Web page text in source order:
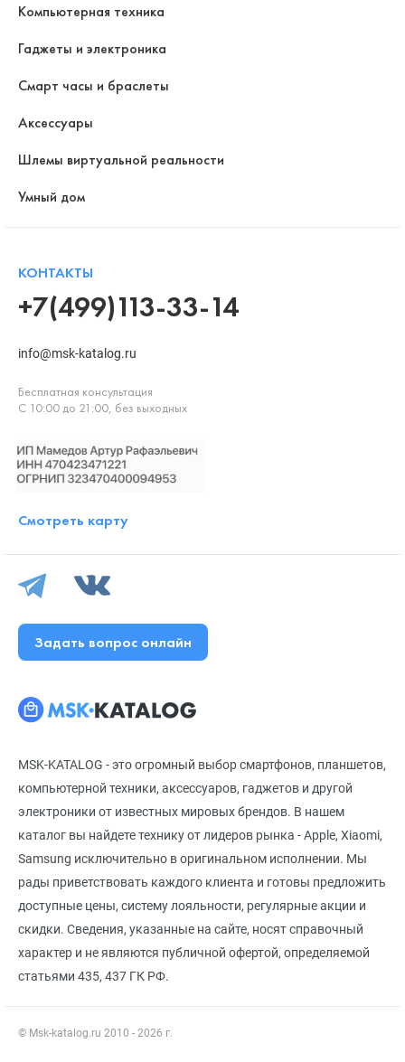
MSK-KATALOG - это огромный выбор смартфонов, планшетов,
компьютерной техники, аксессуаров, гаджетов и другой
электроники от известных мировых брендов. В нашем
каталог вы найдете технику от лидеров рынка - Apple, Xiaomi,
Samsung исключительно в оригинальном исполнении. Мы
рады приветствовать каждого клиента и готовы предложить
доступные цены, систему лояльности, регулярные акции и
скидки. Сведения, указанные на сайте, носят справочный
характер и не являются публичной офертой, определяемой
статьями 435, 437 ГК РФ.
© Msk-katalog.ru 2010 - 2026 г.
Компьютерная техника
Гаджеты и электроника
Смарт часы и браслеты
Аксессуары
Шлемы виртуальной реальности
Умный дом
КОНТАКТЫ
+7(499)113-33-14
info@msk-katalog.ru
Бесплатная консультация
С 10:00 до 21:00, без выходных
Смотреть карту
Задать вопрос онлайн